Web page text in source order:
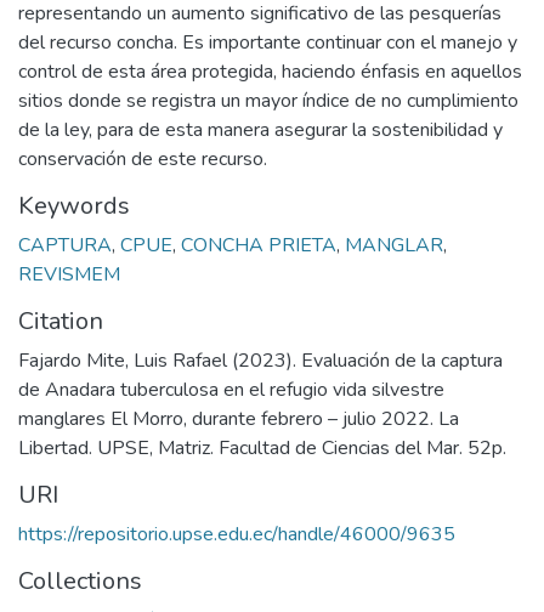
representando un aumento significativo de las pesquerías
del recurso concha. Es importante continuar con el manejo y
control de esta área protegida, haciendo énfasis en aquellos
sitios donde se registra un mayor índice de no cumplimiento
de la ley, para de esta manera asegurar la sostenibilidad y
conservación de este recurso.
Keywords
CAPTURA, CPUE, CONCHA PRIETA, MANGLAR,
REVISMEM
Citation
Fajardo Mite, Luis Rafael (2023). Evaluación de la captura
de Anadara tuberculosa en el refugio vida silvestre
manglares El Morro, durante febrero – julio 2022. La
Libertad. UPSE, Matriz. Facultad de Ciencias del Mar. 52p.
URI
https://repositorio.upse.edu.ec/handle/46000/9635
Collections